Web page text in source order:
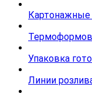
Упаковка
Линии